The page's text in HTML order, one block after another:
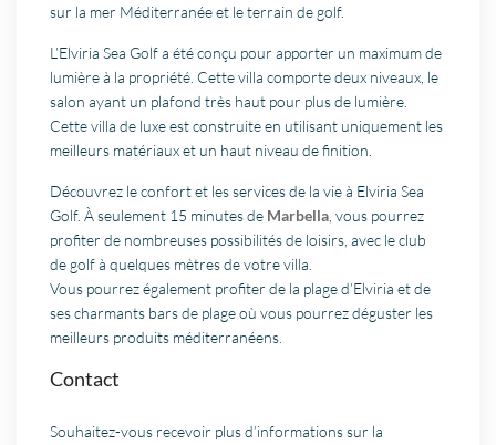
sur la mer Méditerranée et le terrain de golf.
L’Elviria Sea Golf a été conçu pour apporter un maximum de
lumière à la propriété. Cette villa comporte deux niveaux, le
salon ayant un plafond très haut pour plus de lumière.
Cette villa de luxe est construite en utilisant uniquement les
meilleurs matériaux et un haut niveau de finition.
Découvrez le confort et les services de la vie à Elviria Sea
Golf. À seulement 15 minutes de Marbella , vous pourrez
profiter de nombreuses possibilités de loisirs, avec le club
de golf à quelques mètres de votre villa.
Vous pourrez également profiter de la plage d’Elviria et de
ses charmants bars de plage où vous pourrez déguster les
meilleurs produits méditerranéens.
Contact
Souhaitez-vous recevoir plus d’informations sur la